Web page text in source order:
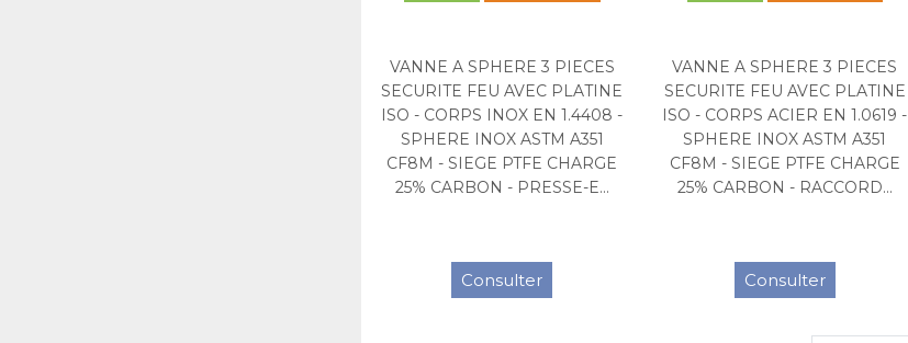
VANNE A SPHERE 3 PIECES
SECURITE FEU AVEC PLATINE
ISO - CORPS INOX EN 1.4408 -
SPHERE INOX ASTM A351
CF8M - SIEGE PTFE CHARGE
25% CARBON - PRESSE-E...
Consulter
VANNE A SPHERE 3 PIECES
SECURITE FEU AVEC PLATINE
ISO - CORPS ACIER EN 1.0619 -
SPHERE INOX ASTM A351
CF8M - SIEGE PTFE CHARGE
25% CARBON - RACCORD...
Consulter